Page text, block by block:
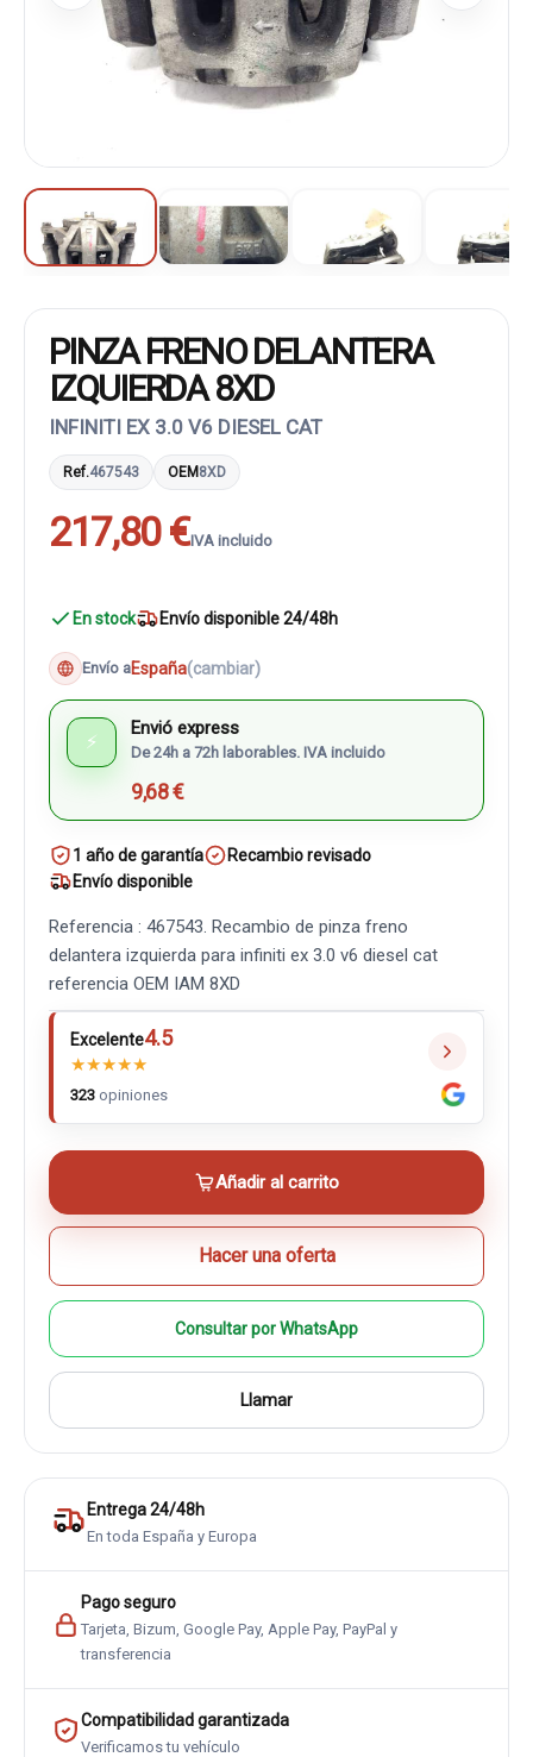
PINZA FRENO DELANTERA
IZQUIERDA 8XD
INFINITI EX 3.0 V6 DIESEL CAT
Ref.467543 OEM8XD
217,80 €IVA incluido
En stock Envío disponible 24/48h
Envío aEspaña(cambiar)
⚡
Envió express
De 24h a 72h laborables. IVA incluido
9,68 €
1 año de garantía
Recambio revisado
Envío disponible
Referencia : 467543. Recambio de pinza freno
delantera izquierda para infiniti ex 3.0 v6 diesel cat
referencia OEM IAM 8XD
Excelente4.5
★★★★★
323 opiniones
Añadir al carrito
Hacer una oferta
Consultar por WhatsApp
Llamar
Entrega 24/48h
En toda España y Europa
Pago seguro
Tarjeta, Bizum, Google Pay, Apple Pay, PayPal y
transferencia
Compatibilidad garantizada
Verificamos tu vehículo